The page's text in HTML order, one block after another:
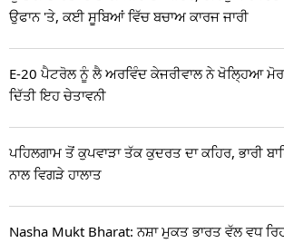
ਉਫਾਨ 'ਤੇ, ਕਈ ਸੂਬਿਆਂ ਵਿੱਚ ਬਚਾਅ ਕਾਰਜ ਜਾਰੀ
E-20 ਪੈਟਰੋਲ ਨੂੰ ਲੈ ਅਰਵਿੰਦ ਕੇਜਰੀਵਾਲ ਨੇ ਖੋਲ੍ਹਿਆ
ਦਿੱਤੀ ਇਹ ਚੇਤਾਵਨੀ
ਪਹਿਲਗਾਮ ਤੋਂ ਕੁਪਵਾੜਾ ਤੱਕ ਕੁਦਰਤ ਦਾ ਕਹਿਰ, ਭਾਰੀ
ਨਾਲ ਵਿਗੜੇ ਹਾਲਾਤ
Nasha Mukt Bharat: ਨਸ਼ਾ ਮੁਕਤ ਭਾਰਤ ਵੱਲ ਵਧ